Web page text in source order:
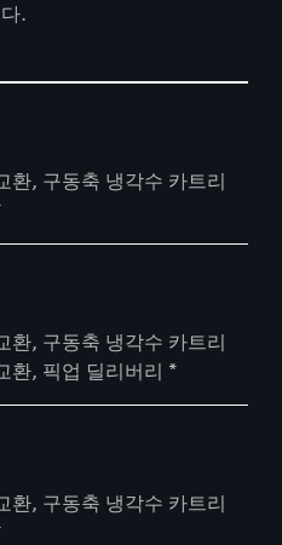
.
환, 구동축 냉각수 카트리
환, 구동축 냉각수 카트리
환, 픽업 딜리버리 *
환, 구동축 냉각수 카트리